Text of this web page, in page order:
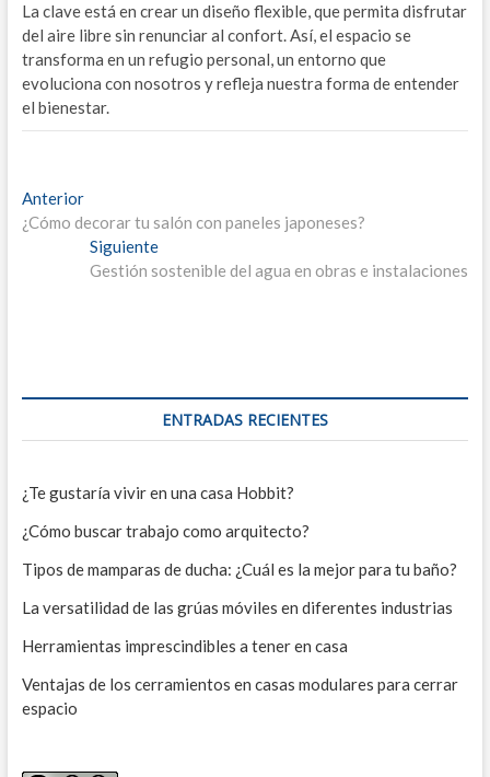
La clave está en crear un diseño flexible, que permita disfrutar
del aire libre sin renunciar al confort. Así, el espacio se
transforma en un refugio personal, un entorno que
evoluciona con nosotros y refleja nuestra forma de entender
el bienestar.
Navegación
de
entradas
AnteriorEntrada
anterior:
¿Cómo decorar tu salón con paneles japoneses?
SiguienteEntrada
siguiente:
Gestión sostenible del agua en obras e instalaciones
ENTRADAS RECIENTES
¿Te gustaría vivir en una casa Hobbit?
¿Cómo buscar trabajo como arquitecto?
Tipos de mamparas de ducha: ¿Cuál es la mejor para tu baño?
La versatilidad de las grúas móviles en diferentes industrias
Herramientas imprescindibles a tener en casa
Ventajas de los cerramientos en casas modulares para cerrar
espacio